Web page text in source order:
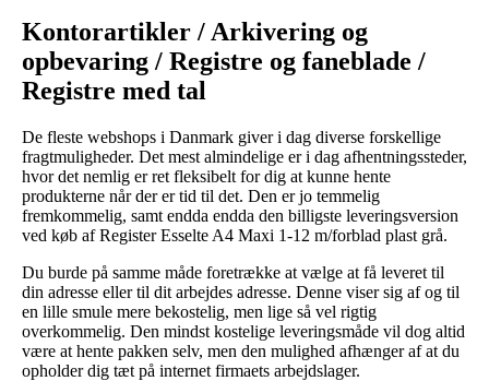
Kontorartikler / Arkivering og
opbevaring / Registre og faneblade /
Registre med tal
De fleste webshops i Danmark giver i dag diverse forskellige
fragtmuligheder. Det mest almindelige er i dag afhentningssteder,
hvor det nemlig er ret fleksibelt for dig at kunne hente
produkterne når der er tid til det. Den er jo temmelig
fremkommelig, samt endda endda den billigste leveringsversion
ved køb af Register Esselte A4 Maxi 1-12 m/forblad plast grå.
Du burde på samme måde foretrække at vælge at få leveret til
din adresse eller til dit arbejdes adresse. Denne viser sig af og til
en lille smule mere bekostelig, men lige så vel rigtig
overkommelig. Den mindst kostelige leveringsmåde vil dog altid
være at hente pakken selv, men den mulighed afhænger af at du
opholder dig tæt på internet firmaets arbejdslager.